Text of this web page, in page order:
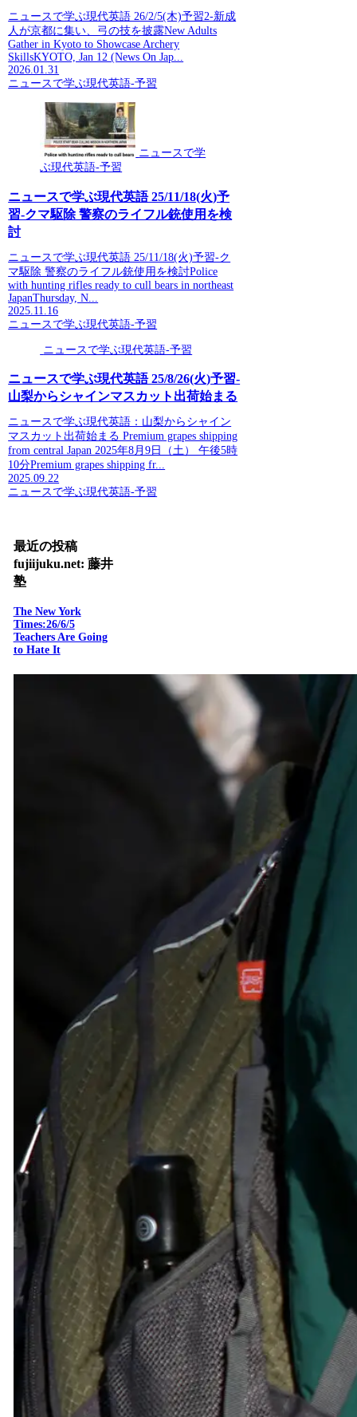
ニュースで学ぶ現代英語 26/2/5(木)予習2-新成
人が京都に集い、弓の技を披露New Adults
Gather in Kyoto to Showcase Archery
SkillsKYOTO, Jan 12 (News On Jap...
2026.01.31
ニュースで学ぶ現代英語-予習
ニュースで学
ぶ現代英語-予習
ニュースで学ぶ現代英語 25/11/18(火)予
習-クマ駆除 警察のライフル銃使用を検
討
ニュースで学ぶ現代英語 25/11/18(火)予習-ク
マ駆除 警察のライフル銃使用を検討Police
with hunting rifles ready to cull bears in northeast
JapanThursday, N...
2025.11.16
ニュースで学ぶ現代英語-予習
ニュースで学ぶ現代英語-予習
ニュースで学ぶ現代英語 25/8/26(火)予習-
山梨からシャインマスカット出荷始まる
ニュースで学ぶ現代英語：山梨からシャイン
マスカット出荷始まる Premium grapes shipping
from central Japan 2025年8月9日（土） 午後5時
10分Premium grapes shipping fr...
2025.09.22
ニュースで学ぶ現代英語-予習
最近の投稿
fujiijuku.net: 藤井
塾
The New York
Times:26/6/5
Teachers Are Going
to Hate It